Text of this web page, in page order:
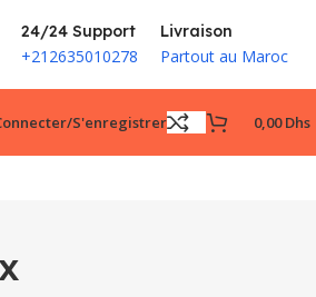
24/24 Support
+212635010278
Livraison
Partout au Maroc
s'enregistrer 0,00Dhs